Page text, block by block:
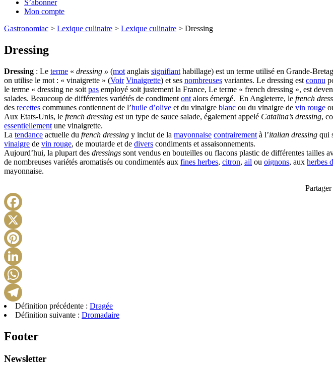
S’abonner
Mon compte
Gastronomiac > Lexique culinaire > Lexique culinaire > Dressing
Dressing
Dressing : Le terme « dressing » (mot anglais signifiant habillage) est un terme utilisé en Grande-
on utilise le mot : « vinaigrette » (Voir Vinaigrette) et ses nombreuses variantes. Le dressing est connu
le terme « dressing ne soit pas employé soit justement la France, Le terme « french dressing », est
salades. Beaucoup de différentes variétés de condiment ont alors émergé. En Angleterre, le french
des recettes communes contiennent de l’huile d’olive et du vinaigre blanc ou du vinaigre de vin rouge
Aux Etats-Unis, le french dressing est un type de sauce salade, également appelé Catalina’s dressing,
essentiellement une vinaigrette.
La tendance actuelle du french dressing y inclut de la mayonnaise contrairement à l’italian dressing qui
vinaigre de vin rouge, de moutarde et de divers condiments et assaisonnements.
Aujourd’hui, la plupart des dressings sont vendus en bouteilles ou flacons plastic de différentes tailles
de nombreuses variétés aromatisés ou condimentés aux fines herbes, citron, ail ou oignons, aux herbes
mayonnaise.
Définition précédente : Dragée
Définition suivante : Dromadaire
Footer
Newsletter